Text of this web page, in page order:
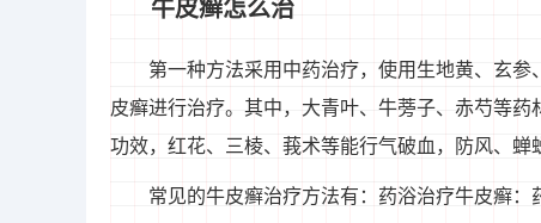
牛皮癣怎么治
第一种方法采用中药治疗，使用生地黄、玄
皮癣进行治疗。其中，大青叶、牛蒡子、赤芍等
功效，红花、三棱、莪术等能行气破血，防风、蝉
常见的牛皮癣治疗方法有：药浴治疗牛皮癣